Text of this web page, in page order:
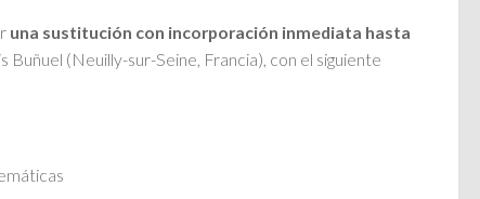
una sustitución con incorporación inmediata hasta
(Neuilly-sur-Seine, Francia), con el siguiente